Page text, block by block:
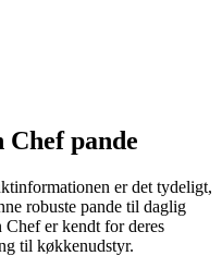
pande
er det tydeligt,
robuste pande til daglig
er kendt for deres
til køkkenudstyr.